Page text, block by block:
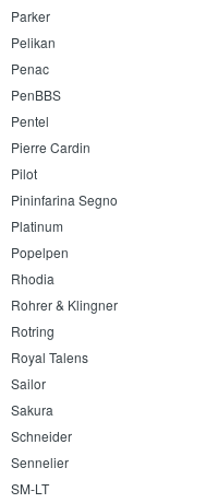
Parker
Pelikan
Penac
PenBBS
Pentel
Pierre Cardin
Pilot
Pininfarina Segno
Platinum
Popelpen
Rhodia
Rohrer & Klingner
Rotring
Royal Talens
Sailor
Sakura
Schneider
Sennelier
SM-LT